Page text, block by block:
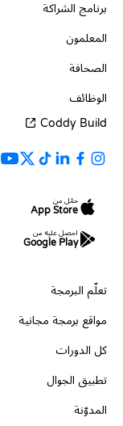
برنامج الشراكة
المعلمون
الصحافة
الوظائف
Coddy Build
حمّل من
App Store
احصل عليه من
Google Play
تعلّم البرمجة
مواقع برمجة مجانية
كل الدورات
تطبيق الجوال
المدوّنة